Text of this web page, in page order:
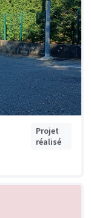
Projet
réalisé